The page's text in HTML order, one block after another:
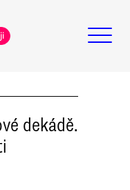
dekádě.